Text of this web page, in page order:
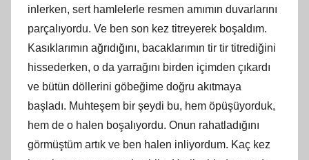
inlerken, sert hamlelerle resmen amımın duvarlarını
parçalıyordu. Ve ben son kez titreyerek boşaldım.
Kasıklarımın ağrıdığını, bacaklarımın tir tir titrediğini
hissederken, o da yarrağını birden içimden çıkardı
ve bütün döllerini göbeğime doğru akıtmaya
başladı. Muhteşem bir şeydi bu, hem öpüşüyorduk,
hem de o halen boşalıyordu. Onun rahatladığını
görmüştüm artık ve ben halen inliyordum. Kaç kez